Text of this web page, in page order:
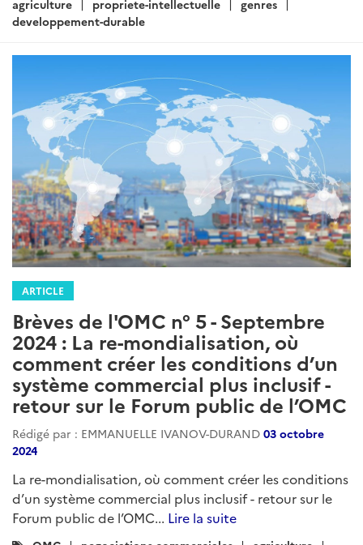
agriculture propriete-intellectuelle
genres
developpement-durable
ARTICLE
Brèves de l'OMC n° 5 - Septembre
2024 : La re-mondialisation, où
comment créer les conditions d’un
système commercial plus inclusif -
retour sur le Forum public de l’OMC
Rédigé par : EMMANUELLE IVANOV-DURAND 03 octobre
2024
La re-mondialisation, où comment créer les conditions
d’un système commercial plus inclusif - retour sur le
Forum public de l’OMC... Lire la suite